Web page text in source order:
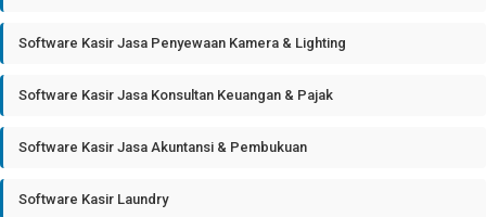
Software Kasir Jasa Penyewaan Kamera & Lighting
Software Kasir Jasa Konsultan Keuangan & Pajak
Software Kasir Jasa Akuntansi & Pembukuan
Software Kasir Laundry